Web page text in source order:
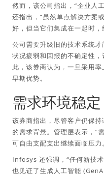
然而，该公司指出，“企业人
还指出，“虽然单点解决方案
好，但当它们集成在一起时，
公司需要升级旧的技术系统
状况疲弱和回报的不确定性
此，该券商认为，一旦采用
早期优势。
需求环境稳
该券商指出，尽管客户仍保
的需求背景。管理层表示，“
可自由支配支出继续面临压力
Infosys 还强调，“任何新技
也见证了生成人工智能